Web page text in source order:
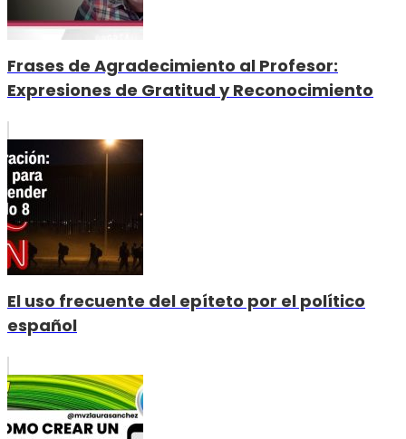
Frases de Agradecimiento al Profesor:
Expresiones de Gratitud y Reconocimiento
El uso frecuente del epíteto por el político
español